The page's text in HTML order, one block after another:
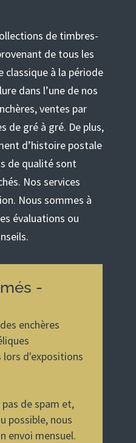
de timbres-
de tous les
classique à la période
dans l’une de nos
ventes par
de gré à gré. De plus,
d’histoire postale
de qualité sont
Nos services
Nous sommes à
évaluations ou
-
enchères
lors d'expositions
de spam et,
possible, nous
envoi mensuel.